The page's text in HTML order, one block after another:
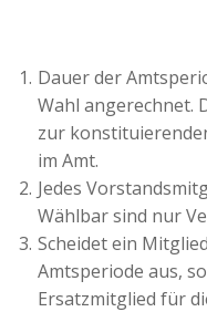
Dauer der
Wahl angerechnet.
zur
im Amt.
Jedes
Wählbar sind nur
Scheidet ein
Amtsperiode aus,
Ersatzmitglied für